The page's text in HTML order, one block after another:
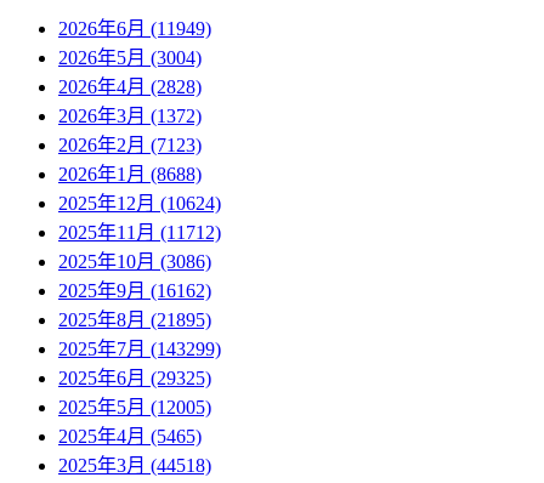
2026年6月 (11949)
2026年5月 (3004)
2026年4月 (2828)
2026年3月 (1372)
2026年2月 (7123)
2026年1月 (8688)
2025年12月 (10624)
2025年11月 (11712)
2025年10月 (3086)
2025年9月 (16162)
2025年8月 (21895)
2025年7月 (143299)
2025年6月 (29325)
2025年5月 (12005)
2025年4月 (5465)
2025年3月 (44518)